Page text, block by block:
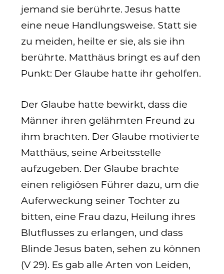
jemand sie berührte. Jesus hatte
eine neue Handlungsweise. Statt sie
zu meiden, heilte er sie, als sie ihn
berührte. Matthäus bringt es auf den
Punkt: Der Glaube hatte ihr geholfen.
Der Glaube hatte bewirkt, dass die
Männer ihren gelähmten Freund zu
ihm brachten. Der Glaube motivierte
Matthäus, seine Arbeitsstelle
aufzugeben. Der Glaube brachte
einen religiösen Führer dazu, um die
Auferweckung seiner Tochter zu
bitten, eine Frau dazu, Heilung ihres
Blutflusses zu erlangen, und dass
Blinde Jesus baten, sehen zu können
(V 29). Es gab alle Arten von Leiden,